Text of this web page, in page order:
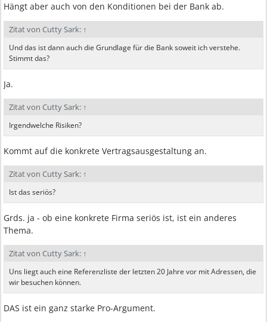
Hängt aber auch von den Konditionen bei der Bank ab.
Zitat von Cutty Sark: ↑
Und das ist dann auch die Grundlage für die Bank soweit ich verstehe.
Stimmt das?
Ja.
Zitat von Cutty Sark: ↑
Irgendwelche Risiken?
Kommt auf die konkrete Vertragsausgestaltung an.
Zitat von Cutty Sark: ↑
Ist das seriös?
Grds. ja - ob eine konkrete Firma seriös ist, ist ein anderes
Thema.
Zitat von Cutty Sark: ↑
Uns liegt auch eine Referenzliste der letzten 20 Jahre vor mit Adressen, die
wir besuchen können.
DAS ist ein ganz starke Pro-Argument.